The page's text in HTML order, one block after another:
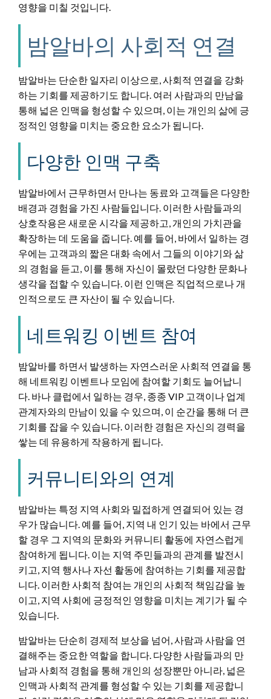
영향을 미칠 것입니다.
밤알바의 사회적 연결
밤알바는 단순한 일자리 이상으로, 사회적 연결을 강화
하는 기회를 제공하기도 합니다. 여러 사람과의 만남을
통해 넓은 인맥을 형성할 수 있으며, 이는 개인의 삶에 긍
정적인 영향을 미치는 중요한 요소가 됩니다.
다양한 인맥 구축
밤알바에서 근무하면서 만나는 동료와 고객들은 다양한
배경과 경험을 가진 사람들입니다. 이러한 사람들과의
상호작용은 새로운 시각을 제공하고, 개인의 가치관을
확장하는 데 도움을 줍니다. 예를 들어, 바에서 일하는 경
우에는 고객과의 짧은 대화 속에서 그들의 이야기와 삶
의 경험을 듣고, 이를 통해 자신이 몰랐던 다양한 문화나
생각을 접할 수 있습니다. 이런 인맥은 직업적으로나 개
인적으로도 큰 자산이 될 수 있습니다.
네트워킹 이벤트 참여
밤알바를 하면서 발생하는 자연스러운 사회적 연결을 통
해 네트워킹 이벤트나 모임에 참여할 기회도 늘어납니
다. 바나 클럽에서 일하는 경우, 종종 VIP 고객이나 업계
관계자와의 만남이 있을 수 있으며, 이 순간을 통해 더 큰
기회를 잡을 수 있습니다. 이러한 경험은 자신의 경력을
쌓는 데 유용하게 작용하게 됩니다.
커뮤니티와의 연계
밤알바는 특정 지역 사회와 밀접하게 연결되어 있는 경
우가 많습니다. 예를 들어, 지역 내 인기 있는 바에서 근무
할 경우 그 지역의 문화와 커뮤니티 활동에 자연스럽게
참여하게 됩니다. 이는 지역 주민들과의 관계를 발전시
키고, 지역 행사나 자선 활동에 참여하는 기회를 제공합
니다. 이러한 사회적 참여는 개인의 사회적 책임감을 높
이고, 지역 사회에 긍정적인 영향을 미치는 계기가 될 수
있습니다.
밤알바는 단순히 경제적 보상을 넘어, 사람과 사람을 연
결해주는 중요한 역할을 합니다. 다양한 사람들과의 만
남과 사회적 경험을 통해 개인의 성장뿐만 아니라, 넓은
인맥과 사회적 관계를 형성할 수 있는 기회를 제공합니